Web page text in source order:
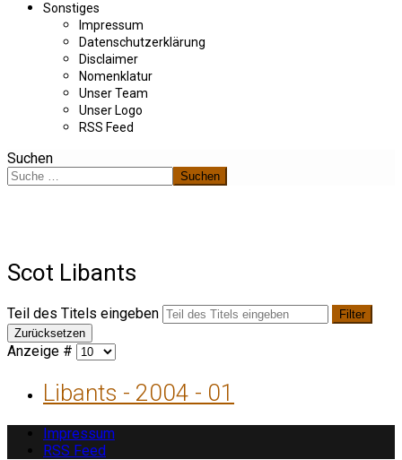
Sonstiges
Impressum
Datenschutzerklärung
Disclaimer
Nomenklatur
Unser Team
Unser Logo
RSS Feed
Suchen
Suchen
Scot Libants
Teil des Titels eingeben
Filter
Zurücksetzen
Anzeige #
Libants - 2004 - 01
Impressum
RSS Feed